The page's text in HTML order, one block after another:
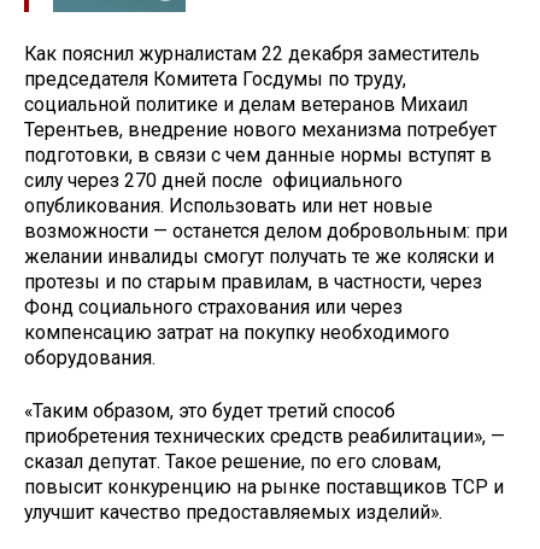
Как пояснил журналистам 22 декабря заместитель
председателя Комитета Госдумы по труду,
социальной политике и делам ветеранов Михаил
Терентьев, внедрение нового механизма потребует
подготовки, в связи с чем данные нормы вступят в
силу через 270 дней после официального
опубликования. Использовать или нет новые
возможности — останется делом добровольным: при
желании инвалиды смогут получать те же коляски и
протезы и по старым правилам, в частности, через
Фонд социального страхования или через
компенсацию затрат на покупку необходимого
оборудования.
«Таким образом, это будет третий способ
приобретения технических средств реабилитации», —
сказал депутат. Такое решение, по его словам,
повысит конкуренцию на рынке поставщиков ТСР и
улучшит качество предоставляемых изделий».